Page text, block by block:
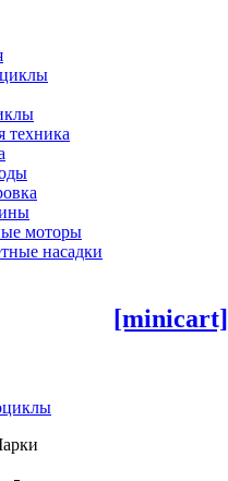
техника
моторы
насадки
[minicart]